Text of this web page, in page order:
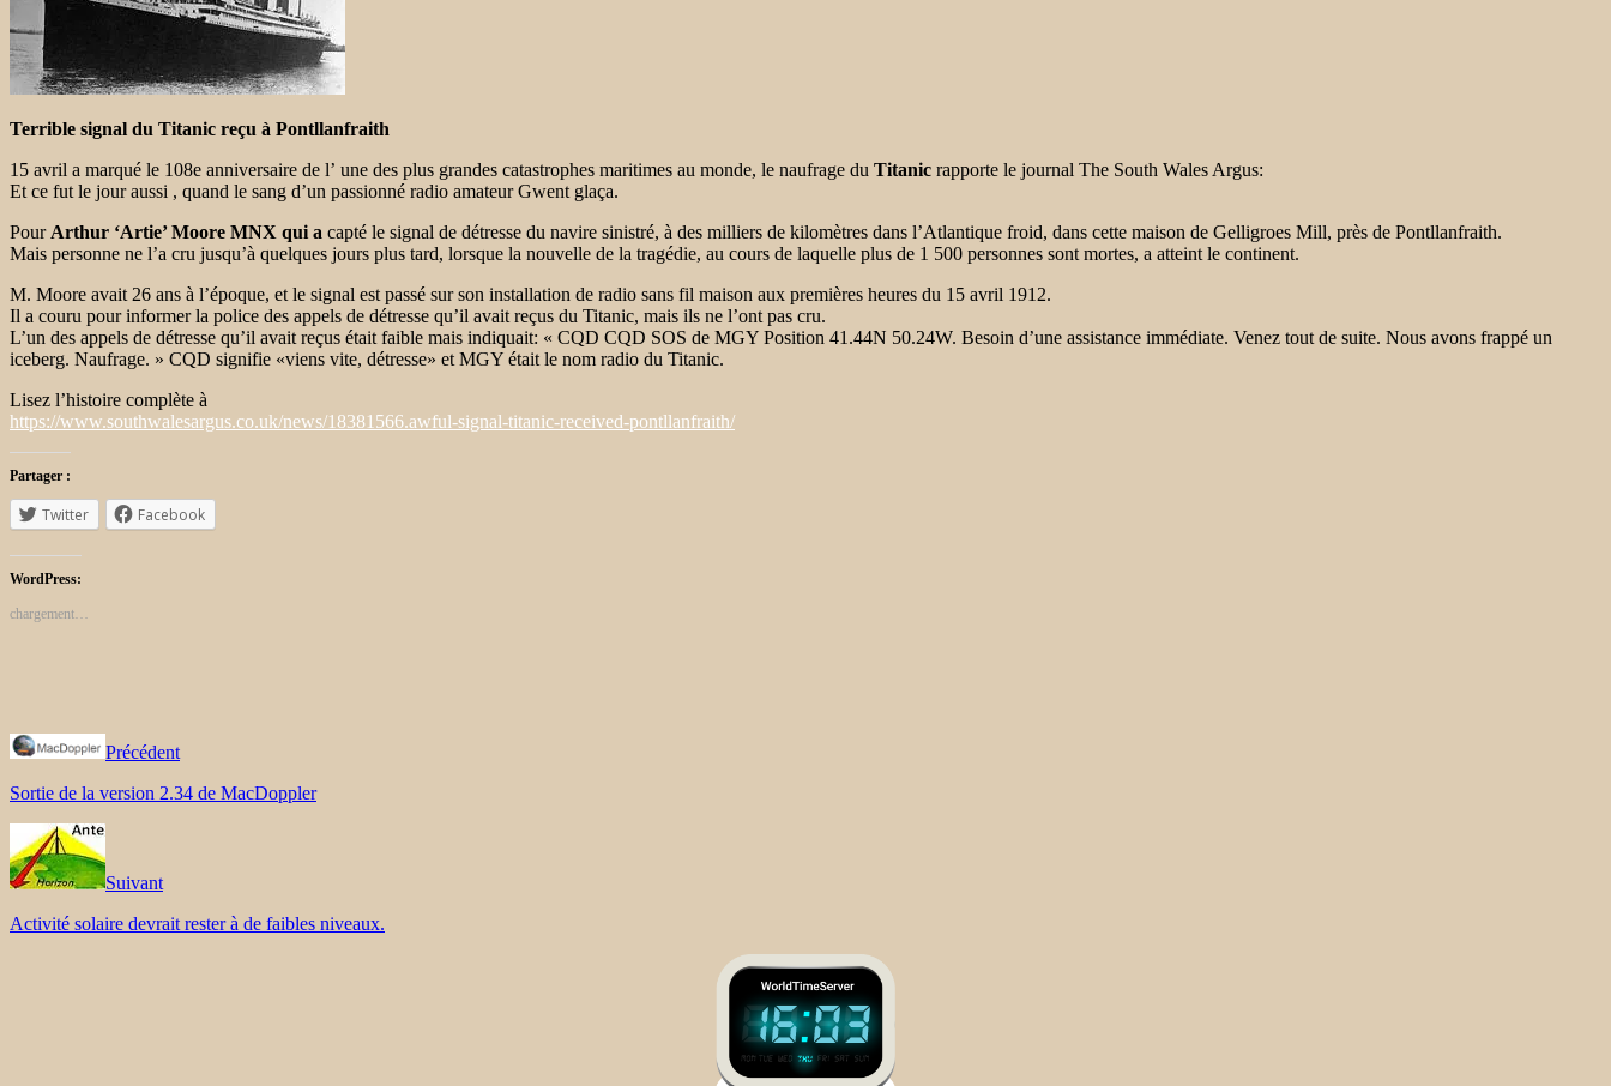
Terrible signal du Titanic reçu à Pontllanfraith
15 avril a marqué le 108e anniversaire de l’ une des plus grandes catastrophes maritimes au monde, le naufrage du Titanic rapporte le journal The South Wales Argus:
Et ce fut le jour aussi , quand le sang d’un passionné radio amateur Gwent glaça.
Pour Arthur ‘Artie’ Moore MNX qui a capté le signal de détresse du navire sinistré, à des milliers de kilomètres dans l’Atlantique froid, dans cette maison de Gelligroes Mill, près de Pontllanfraith.
Mais personne ne l’a cru jusqu’à quelques jours plus tard, lorsque la nouvelle de la tragédie, au cours de laquelle plus de 1 500 personnes sont mortes, a atteint le continent.
M. Moore avait 26 ans à l’époque, et le signal est passé sur son installation de radio sans fil maison aux premières heures du 15 avril 1912.
Il a couru pour informer la police des appels de détresse qu’il avait reçus du Titanic, mais ils ne l’ont pas cru.
L’un des appels de détresse qu’il avait reçus était faible mais indiquait: « CQD CQD SOS de MGY Position 41.44N 50.24W. Besoin d’une assistance immédiate. Venez tout de suite. Nous avons frappé un
iceberg. Naufrage. » CQD signifie «viens vite, détresse» et MGY était le nom radio du Titanic.
Lisez l’histoire complète à
https://www.southwalesargus.co.uk/news/18381566.awful-signal-titanic-received-pontllanfraith/
Partager :
Twitter Facebook
WordPress:
chargement…
Précédent
Sortie de la version 2.34 de MacDoppler
Suivant
Activité solaire devrait rester à de faibles niveaux.